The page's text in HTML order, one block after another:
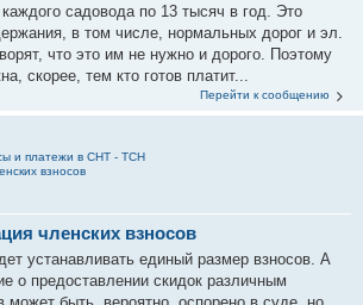
каждого садовода по 13 тысяч в год. Это
в том числе, нормальных дорог и эл.
что это им не нужно и дорого. Поэтому
скорее, тем кто готов платит...
Перейти к сообщению
и платежи в СНТ - ТСН
взносов
членских взносов
устанавливать единый размер взносов. А
о предоставлении скидок различным